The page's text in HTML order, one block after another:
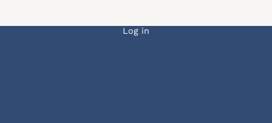
Menu du compte
Log in